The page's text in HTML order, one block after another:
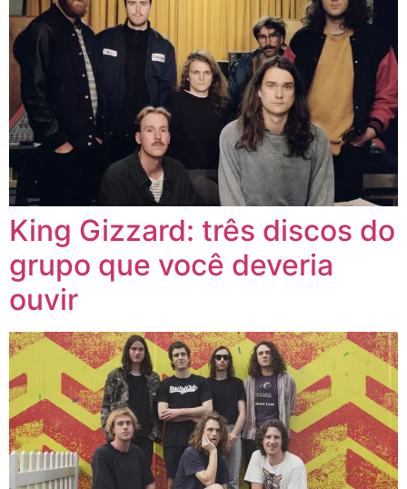
King Gizzard: três discos do
grupo que você deveria
ouvir